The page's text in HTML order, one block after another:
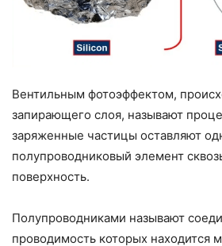
Вентильным фотоэффектом,
запирающего слоя, называют
заряженные частицы оставляют
полупроводниковый элемент
поверхность.
Полупроводниками называют
проводимость которых находится